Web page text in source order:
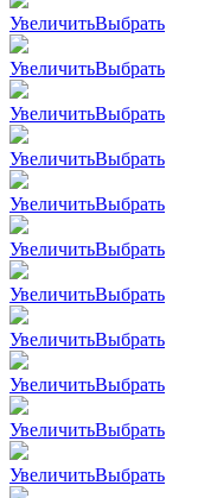
УвеличитьВыбрать
УвеличитьВыбрать
УвеличитьВыбрать
УвеличитьВыбрать
УвеличитьВыбрать
УвеличитьВыбрать
УвеличитьВыбрать
УвеличитьВыбрать
УвеличитьВыбрать
УвеличитьВыбрать
УвеличитьВыбрать